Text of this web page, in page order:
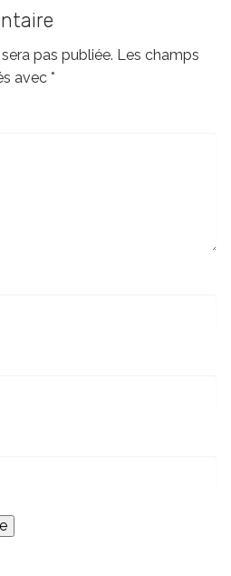
pas publiée. Les champs
avec *